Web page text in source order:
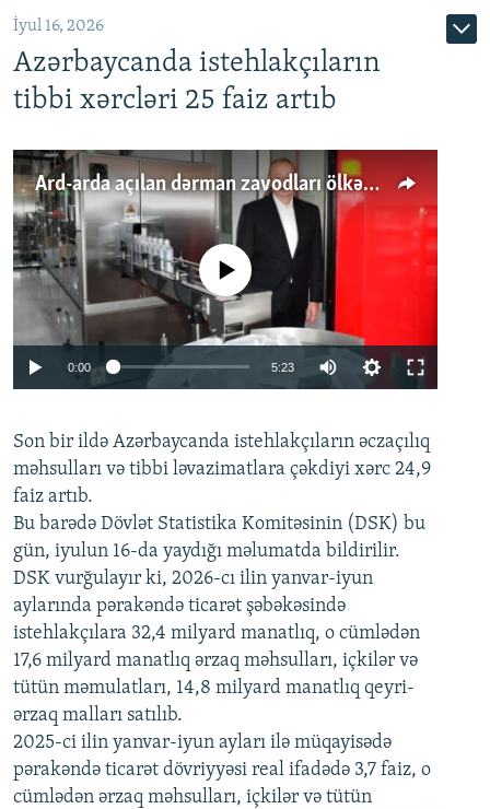
İyul 16, 2026
Azərbaycanda istehlakçıların
tibbi xərcləri 25 faiz artıb
Ard-arda açılan dərman zavodları ölkənin tələbatını ödəyirmi?
Auto 240p 360p 480p
720p 1080p
No media source currently available
0:00 5:23
360p
480p
720p
1080p
Son bir ildə Azərbaycanda istehlakçıların əczaçılıq
məhsulları və tibbi ləvazimatlara çəkdiyi xərc 24,9
faiz artıb.
Bu barədə Dövlət Statistika Komitəsinin (DSK) bu
gün, iyulun 16-da yaydığı məlumatda bildirilir.
DSK vurğulayır ki, 2026-cı ilin yanvar-iyun
aylarında pərakəndə ticarət şəbəkəsində
istehlakçılara 32,4 milyard manatlıq, o cümlədən
17,6 milyard manatlıq ərzaq məhsulları, içkilər və
tütün məmulatları, 14,8 milyard manatlıq qeyri-
ərzaq malları satılıb.
2025-ci ilin yanvar-iyun ayları ilə müqayisədə
pərakəndə ticarət dövriyyəsi real ifadədə 3,7 faiz, o
cümlədən ərzaq məhsulları, içkilər və tütün